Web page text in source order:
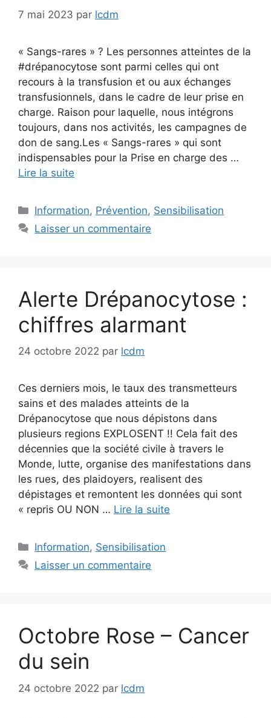
7 mai 2023 par lcdm
« Sangs-rares » ? Les personnes atteintes de la
#drépanocytose sont parmi celles qui ont
recours à la transfusion et ou aux échanges
transfusionnels, dans le cadre de leur prise en
charge. Raison pour laquelle, nous intégrons
toujours, dans nos activités, les campagnes de
don de sang.Les « Sangs-rares » qui sont
indispensables pour la Prise en charge des …
Lire la suite
Catégories
Information, Prévention, Sensibilisation
Laisser un commentaire
Alerte Drépanocytose :
chiffres alarmant
24 octobre 2022 par lcdm
Ces derniers mois, le taux des transmetteurs
sains et des malades atteints de la
Drépanocytose que nous dépistons dans
plusieurs regions EXPLOSENT !! Cela fait des
décennies que la société civile à travers le
Monde, lutte, organise des manifestations dans
les rues, des plaidoyers, realisent des
dépistages et remontent les données qui sont
« repris OU NON … Lire la suite
Catégories
Information, Sensibilisation
Laisser un commentaire
Octobre Rose – Cancer
du sein
24 octobre 2022 par lcdm